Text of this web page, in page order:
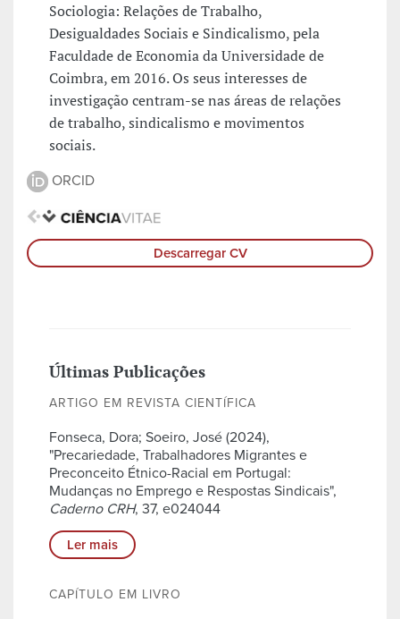
Sociologia: Relações de Trabalho,
Desigualdades Sociais e Sindicalismo, pela
Faculdade de Economia da Universidade de
Coimbra, em 2016. Os seus interesses de
investigação centram-se nas áreas de relações
de trabalho, sindicalismo e movimentos
sociais.
ORCID
Descarregar CV
Últimas Publicações
ARTIGO EM REVISTA CIENTÍFICA
Fonseca, Dora; Soeiro, José (2024),
"Precariedade, Trabalhadores Migrantes e
Preconceito Étnico-Racial em Portugal:
Mudanças no Emprego e Respostas Sindicais",
Caderno CRH, 37, e024044
Ler mais
CAPÍTULO EM LIVRO